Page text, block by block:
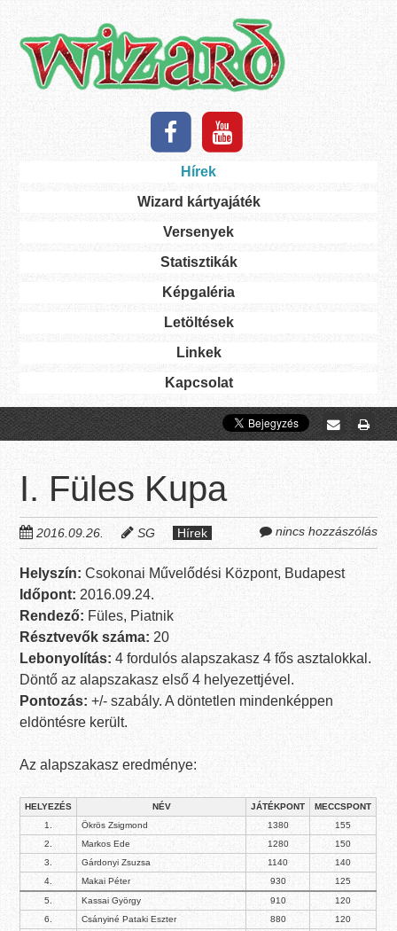
main
content
Hírek
Wizard kártyajáték
Versenyek
Statisztikák
Képgaléria
Letöltések
Linkek
Kapcsolat
I. Füles Kupa
2016.09.26. SG Hírek nincs hozzászólás
Helyszín: Csokonai Művelődési Központ, Budapest
Időpont: 2016.09.24.
Rendező: Füles, Piatnik
Résztvevők száma: 20
Lebonyolítás: 4 fordulós alapszakasz 4 fős asztalokkal.
Döntő az alapszakasz első 4 helyezettjével.
Pontozás: +/- szabály. A döntetlen mindenképpen
eldöntésre került.
Az alapszakasz eredménye:
HELYEZÉS NÉV JÁTÉKPONT
MECCSPONT
1.
Ökrös Zsigmond 1380
155
2.
Markos Ede 1280
150
3.
Gárdonyi Zsuzsa 1140
140
4.
Makai Péter 930
125
5.
Kassai György 910
120
6.
Csányiné Pataki Eszter 880
120